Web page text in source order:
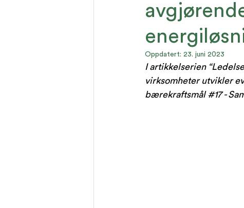
Oppdatert: 23. juni 2023
I artikkelserien
virksomheter utvikler
bærekraftsmål #17 -